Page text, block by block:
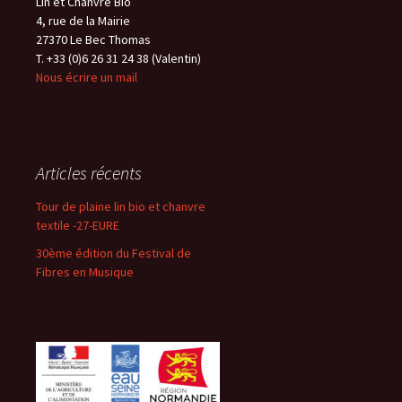
4, rue de la Mairie
27370 Le Bec Thomas
T. +33 (0)6 26 31 24 38 (Valentin)
Nous écrire un mail
Articles récents
Tour de plaine lin bio et chanvre
textile -27-EURE
30ème édition du Festival de
Fibres en Musique